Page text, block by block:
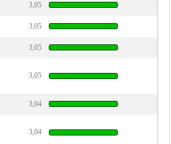
3,05
3,05
3,05
3,05
3,04
3,04